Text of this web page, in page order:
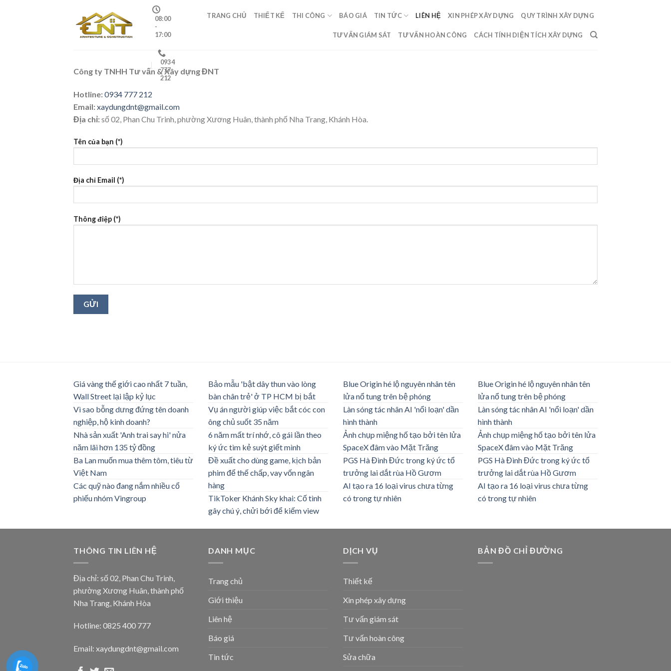
08:00
-
17:00
0934
777
212
TRANG CHỦ THIẾT KẾ THI CÔNG BÁO GIÁ TIN TỨC LIÊN HỆ XIN PHÉP XÂY DỰNG QUY TRÌNH XÂY DỰNG
TƯ VẤN GIÁM SÁT TƯ VẤN HOÀN CÔNG CÁCH TÍNH DIỆN TÍCH XÂY DỰNG
Công ty TNHH Tư vấn & Xây dựng ĐNT
Hotline:0934 777 212
Email:xaydungdnt@gmail.com
Địa chỉ:số 02, Phan Chu Trinh, phường Xương Huân, thành phố Nha Trang, Khánh Hòa.
Tên của bạn (*)
Địa chỉ Email (*)
Thông điệp (*)
Giá vàng thế giới cao nhất 7 tuần,
Wall Street lại lập kỷ lục
Vì sao bỗng dưng đứng tên doanh
nghiệp, hộ kinh doanh?
Nhà sản xuất 'Anh trai say hi' nửa
năm lãi hơn 135 tỷ đồng
Ba Lan muốn mua thêm tôm, tiêu từ
Việt Nam
Các quỹ nào đang nắm nhiều cổ
phiếu nhóm Vingroup
Bảo mẫu 'bật dây thun vào lòng
bàn chân trẻ' ở TP HCM bị bắt
Vụ án người giúp việc bắt cóc con
ông chủ suốt 35 năm
6 năm mất trí nhớ, cô gái lần theo
ký ức tìm kẻ suýt giết mình
Đề xuất cho dùng game, kịch bản
phim để thế chấp, vay vốn ngân
hàng
TikToker Khánh Sky khai: Cố tình
gây chú ý, chửi bới để kiếm view
Blue Origin hé lộ nguyên nhân tên
lửa nổ tung trên bệ phóng
Làn sóng tác nhân AI 'nổi loạn' dần
hình thành
Ảnh chụp miệng hố tạo bởi tên lửa
SpaceX đâm vào Mặt Trăng
PGS Hà Đình Đức trong ký ức tổ
trưởng lai dắt rùa Hồ Gươm
AI tạo ra 16 loại virus chưa từng
có trong tự nhiên
Blue Origin hé lộ nguyên nhân tên
lửa nổ tung trên bệ phóng
Làn sóng tác nhân AI 'nổi loạn' dần
hình thành
Ảnh chụp miệng hố tạo bởi tên lửa
SpaceX đâm vào Mặt Trăng
PGS Hà Đình Đức trong ký ức tổ
trưởng lai dắt rùa Hồ Gươm
AI tạo ra 16 loại virus chưa từng
có trong tự nhiên
THÔNG TIN LIÊN HỆ
Địa chỉ: số 02, Phan Chu Trinh,
phường Xương Huân, thành phố
Nha Trang, Khánh Hòa
Hotline: 0825 400 777
Email: xaydungdnt@gmail.com
DANH MỤC
Trang chủ
Giới thiệu
Liên hệ
Báo giá
Tin tức
DỊCH VỤ
Thiết kế
Xin phép xây dựng
Tư vấn giám sát
Tư vấn hoàn công
Sửa chữa
BẢN ĐỒ CHỈ ĐƯỜNG